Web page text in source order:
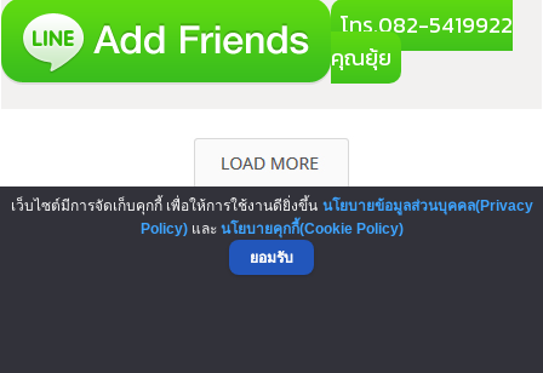
โทร.082-5419922
คุณยุ้ย
▲ GO TO TOP
เว็บไซต์มีการจัดเก็บคุกกี้ เพื่อให้การใช้งานดียิ่งขึ้น นโยบายข้อมูลส่วนบุคคล(Privacy
Policy)และ นโยบายคุกกี้(Cookie Policy)
ยอมรับ